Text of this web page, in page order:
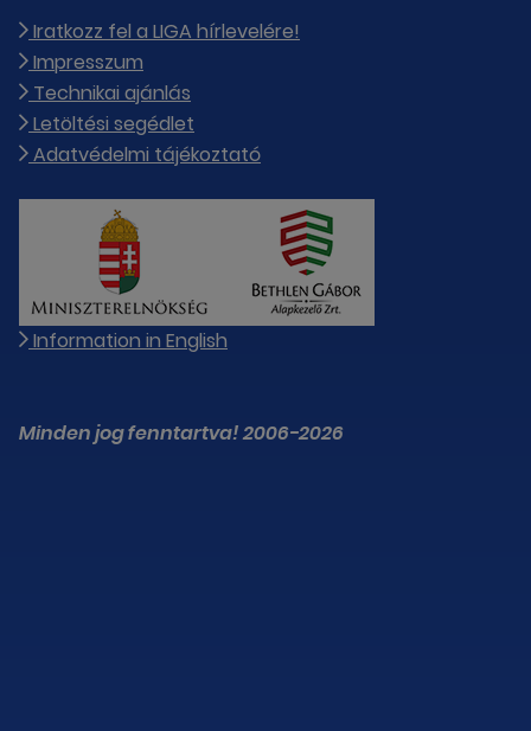
Iratkozz fel a LIGA hírlevelére!
Impresszum
Technikai ajánlás
Letöltési segédlet
Adatvédelmi tájékoztató
Information in English
Minden jog fenntartva! 2006-2026